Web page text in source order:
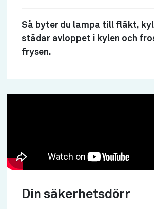
Så byter du lampa till fläkt, kyl
städar avloppet i kylen och
frysen.
Din säkerhetsdörr